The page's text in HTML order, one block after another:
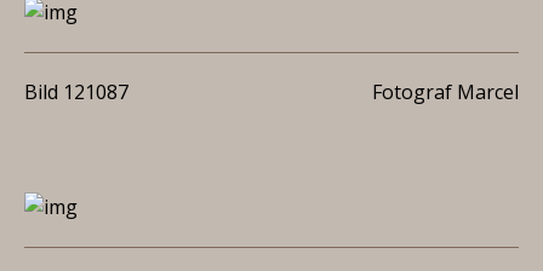
Bild 121087 Fotograf Marcel